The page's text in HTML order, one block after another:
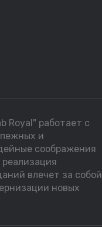
Royal" работает с
и
соображения
влечет за собой
новых